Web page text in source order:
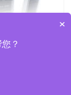
测厚仪|Fischer代
询价
×
？